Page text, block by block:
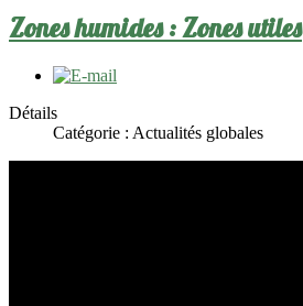
Zones humides : Zones utiles
Détails
Catégorie : Actualités globales